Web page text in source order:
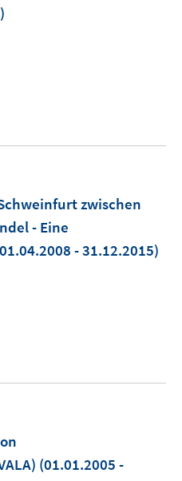
zwischen
- Eine
- 31.12.2015)
(01.01.2005 -